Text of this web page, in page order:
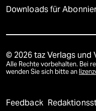
Downloads für
© 2026 taz Verlags und
Alle Rechte vorbehalten. Bei
wenden Sie sich bitte an
Feedback